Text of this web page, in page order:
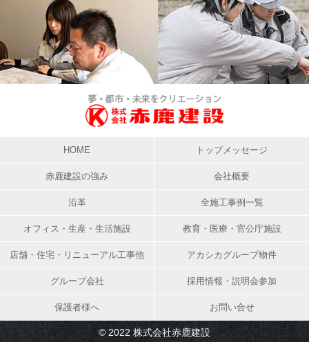
HOME トップメッセージ
赤鹿建設の強み 会社概要
沿革 全施工事例一覧
オフィス・生産・生活施設 教育・医療・官公庁施設
店舗・住宅・リニューアル工事他 アカシカグループ物件
グループ会社 採用情報・説明会参加
保護者様へ お問い合せ
© 2022 株式会社赤鹿建設